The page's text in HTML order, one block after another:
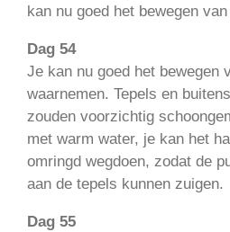
kan nu goed het bewegen
Dag 54
Je kan nu goed het bewegen
waarnemen. Tepels en
zouden voorzichtig
met warm water, je kan het
omringd wegdoen, zodat de
aan de tepels kunnen zuigen.
Dag 55